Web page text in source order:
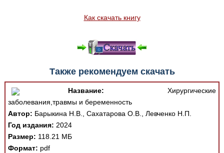
Как скачать книгу
Также рекомендуем скачать
Название: Хирургические
заболевания,травмы и беременность
Автор: Барыкина Н.В., Сахатарова О.В., Левченко Н.П.
Год издания: 2024
Размер: 118.21 МБ
Формат: pdf